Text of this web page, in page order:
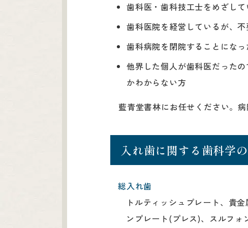
歯科医・歯科技工士をめざし
歯科医院を経営しているが、
歯科病院を閉院することにな
他界した個人が歯科医だった
かわからない方
藍青堂書林にお任せください。
入れ歯に関する歯科学
総入れ歯
トルティッシュプレート、貴
ンプレート(プレス)、スルフ